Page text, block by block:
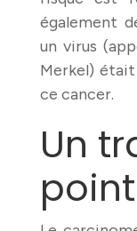
également
un virus
Merkel) était
ce cancer.
Un